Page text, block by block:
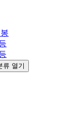
류 열기